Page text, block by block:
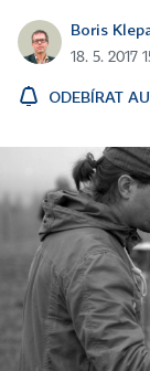
Boris
18. 5. 2017
ODEBÍRAT